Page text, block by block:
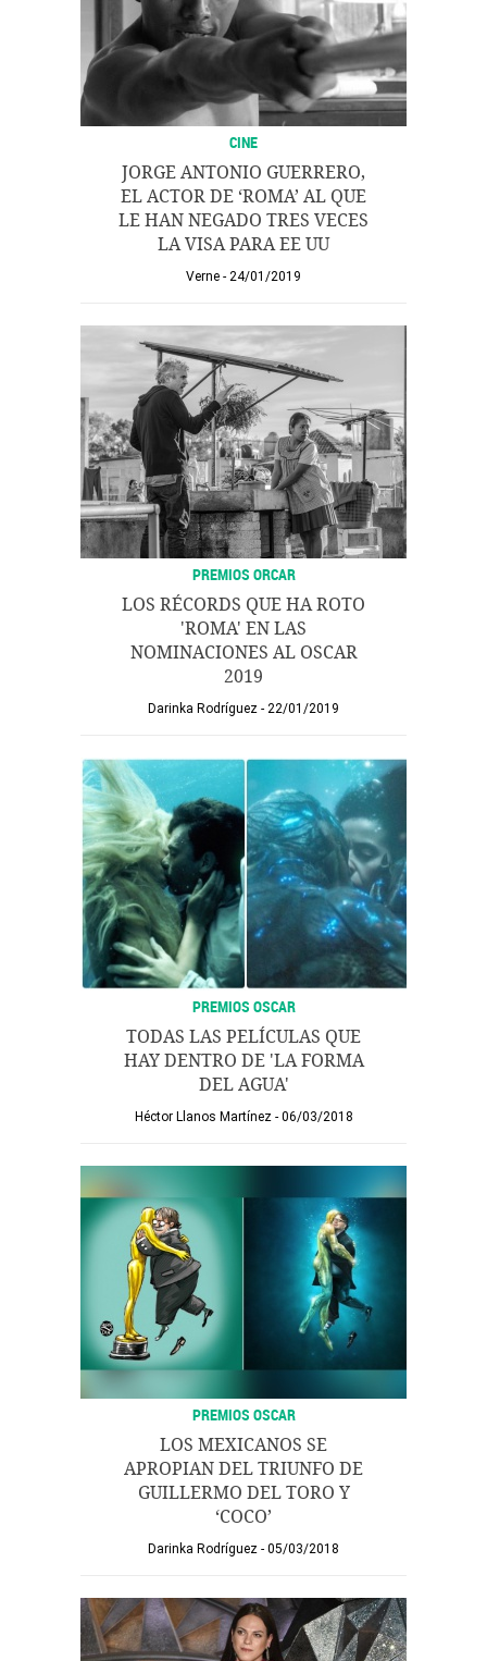
CINE
JORGE ANTONIO GUERRERO,
EL ACTOR DE ‘ROMA’ AL QUE
LE HAN NEGADO TRES VECES
LA VISA PARA EE UU
Verne 24/01/2019
PREMIOS ORCAR
LOS RÉCORDS QUE HA ROTO
'ROMA' EN LAS
NOMINACIONES AL OSCAR
2019
Darinka Rodríguez 22/01/2019
PREMIOS OSCAR
TODAS LAS PELÍCULAS QUE
HAY DENTRO DE 'LA FORMA
DEL AGUA'
Héctor Llanos Martínez 06/03/2018
PREMIOS OSCAR
LOS MEXICANOS SE
APROPIAN DEL TRIUNFO DE
GUILLERMO DEL TORO Y
‘COCO’
Darinka Rodríguez 05/03/2018